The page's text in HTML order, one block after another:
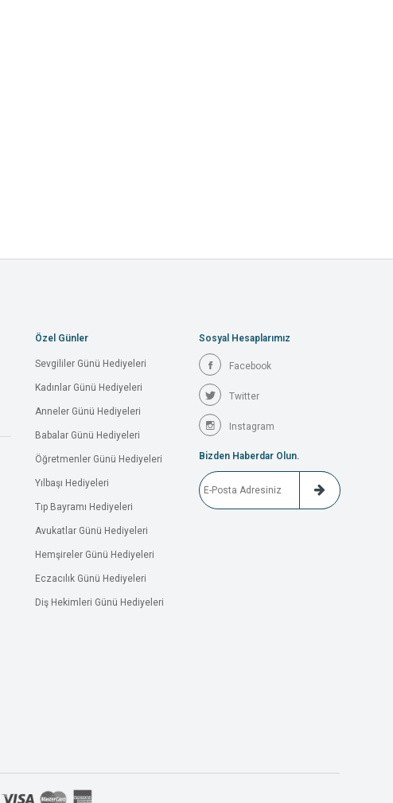
Özel Günler
Sevgililer Günü Hediyeleri
Kadınlar Günü Hediyeleri
Anneler Günü Hediyeleri
Babalar Günü Hediyeleri
Öğretmenler Günü Hediyeleri
Yılbaşı Hediyeleri
Tıp Bayramı Hediyeleri
Avukatlar Günü Hediyeleri
Hemşireler Günü Hediyeleri
Eczacılık Günü Hediyeleri
Diş Hekimleri Günü Hediyeleri
Sosyal Hesaplarımız
Facebook
Twitter
Instagram
Bizden Haberdar Olun.